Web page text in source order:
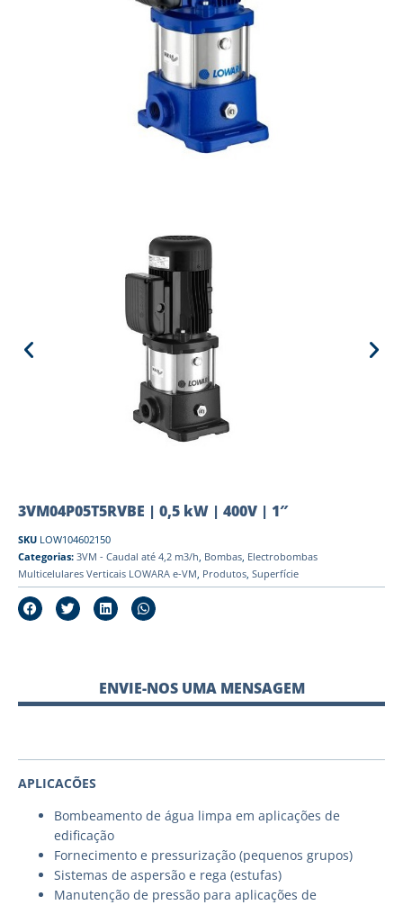
3VM04P05T5RVBE | 0,5 kW | 400V | 1″
SKU LOW104602150
Categorias: 3VM - Caudal até 4,2 m3/h, Bombas, Electrobombas
Multicelulares Verticais LOWARA e-VM, Produtos, Superfície
ENVIE-NOS UMA MENSAGEM
APLICACÕES
Bombeamento de água limpa em aplicações de
edificação
Fornecimento e pressurização (pequenos grupos)
Sistemas de aspersão e rega (estufas)
Manutenção de pressão para aplicações de